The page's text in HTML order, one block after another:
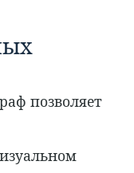
позволяет